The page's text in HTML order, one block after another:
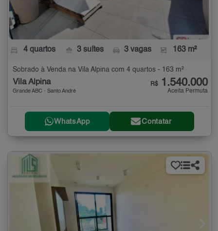
4 quartos 3 suítes 3 vagas 163 m²
Sobrado à Venda na Vila Alpina com 4 quartos - 163 m²
Vila Alpina
Grande ABC - Santo André
R$ 1.540.000
Aceita Permuta
WhatsApp Contatar